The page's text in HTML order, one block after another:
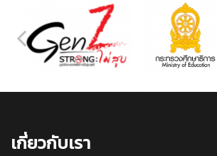
เกี่ยวกับเรา